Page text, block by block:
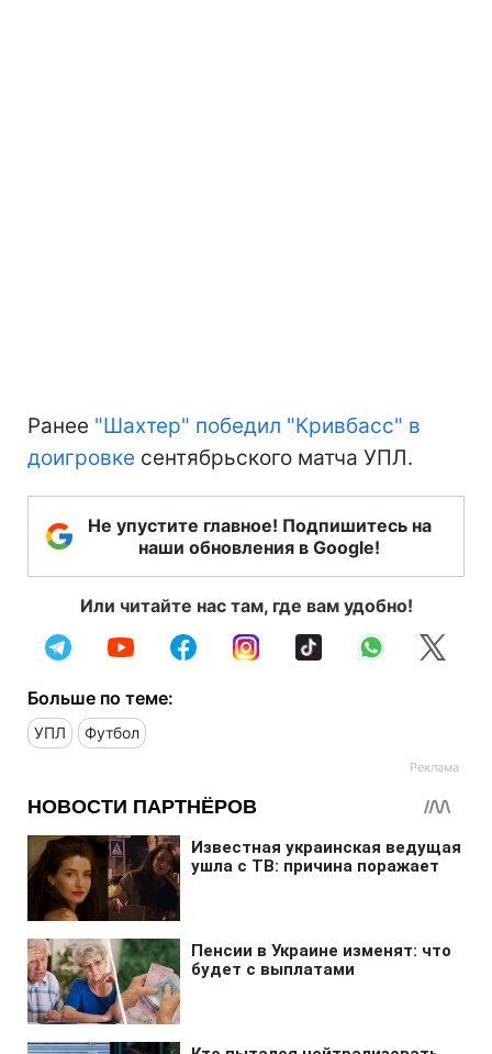
Ранее "Шахтер" победил "Кривбасс" в
доигровке сентябрьского матча УПЛ.
Не упустите главное! Подпишитесь на
наши обновления в Google!
Или читайте нас там, где вам удобно!
Больше по теме:
УПЛ Футбол